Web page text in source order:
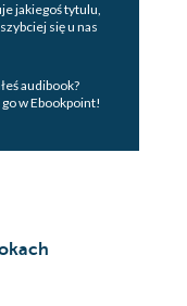
jakiegoś tytulu,
się u nas
audibook?
w Ebookpoint!